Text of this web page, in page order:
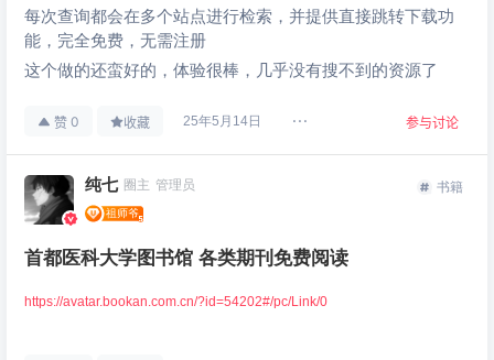
每次查询都会在多个站点进行检索，并提供直接跳转下载功
能，完全免费，无需注册
这个做的还蛮好的，体验很棒，几乎没有搜不到的资源了
赞 0 收藏 25年5月14日 参与讨论
纯七 圈主 管理员 书籍
首都医科大学图书馆 各类期刊免费阅读
https://avatar.bookan.com.cn/?id=54202#/pc/Link/0